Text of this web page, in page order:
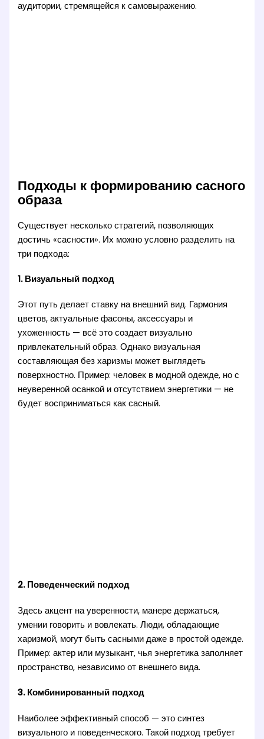
аудитории, стремящейся к самовыражению.
Подходы к формированию сасного
образа
Существует несколько стратегий, позволяющих
достичь «сасности». Их можно условно разделить на
три подхода:
1. Визуальный подход
Этот путь делает ставку на внешний вид. Гармония
цветов, актуальные фасоны, аксессуары и
ухоженность — всё это создает визуально
привлекательный образ. Однако визуальная
составляющая без харизмы может выглядеть
поверхностно. Пример: человек в модной одежде, но с
неуверенной осанкой и отсутствием энергетики — не
будет восприниматься как сасный.
2. Поведенческий подход
Здесь акцент на уверенности, манере держаться,
умении говорить и вовлекать. Люди, обладающие
харизмой, могут быть сасными даже в простой одежде.
Пример: актер или музыкант, чья энергетика заполняет
пространство, независимо от внешнего вида.
3. Комбинированный подход
Наиболее эффективный способ — это синтез
визуального и поведенческого. Такой подход требует